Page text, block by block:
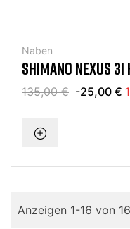
Naben
SHIMANO NEXUS 3I
135,00 € -25,00 €
Anzeigen 1-16 von